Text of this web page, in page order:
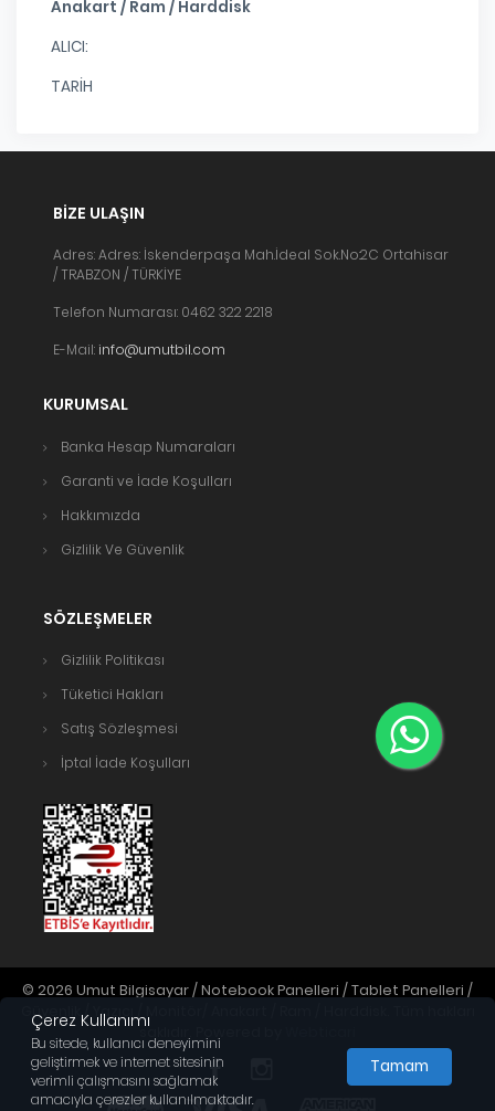
Çerez Kullanımı
Bu sitede, kullanıcı deneyimini
geliştirmek ve internet sitesinin
verimli çalışmasını sağlamak
amacıyla çerezler kullanılmaktadır.
Tamam
Anakart / Ram / Harddisk
ALICI:
TARİH
BIZE ULAŞIN
Adres: Adres: İskenderpaşa Mah.İdeal Sok.No:2C Ortahisar
/ TRABZON / TÜRKİYE
Telefon Numarası: 0462 322 2218
E-Mail: info@umutbil.com
KURUMSAL
Banka Hesap Numaraları
Garanti ve İade Koşulları
Hakkımızda
Gizlilik Ve Güvenlik
SÖZLEŞMELER
Gizlilik Politikası
Tüketici Hakları
Satış Sözleşmesi
İptal İade Koşulları
© 2026 Umut Bilgisayar / Notebook Panelleri / Tablet Panelleri /
Güvenlik / Yazıcı / Monitör/ Anakart / Ram / Harddisk. Tüm hakları
saklıdır. Powered by